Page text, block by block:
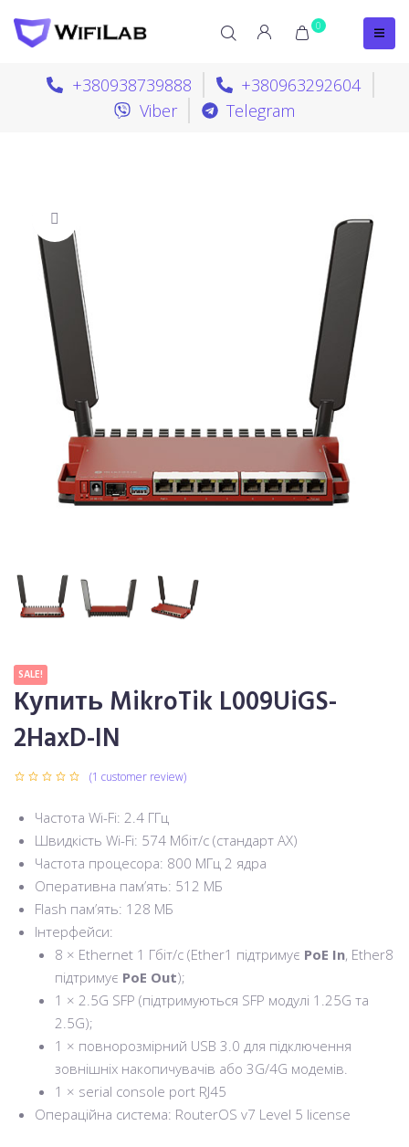
0
+380938739888
+380963292604
Viber
Telegram
SALE!
Купить MikroTik L009UiGS-
2HaxD-IN
(1 customer review)
Частота Wi-Fi: 2.4 ГГц
Швидкість Wi-Fi: 574 Мбіт/с (стандарт AX)
Частота процесора: 800 МГц 2 ядра
Оперативна пам’ять: 512 МБ
Flash пам’ять: 128 МБ
Інтерфейси:
8 × Ethernet 1 Гбіт/с (Ether1 підтримує PoE In, Ether8
підтримує PoE Out);
1 × 2.5G SFP (підтримуються SFP модулі 1.25G та
2.5G);
1 × повнорозмірний USB 3.0 для підключення
зовнішніх накопичувачів або 3G/4G модемів.
1 × serial console port RJ45
Операційна система: RouterOS v7 Level 5 license